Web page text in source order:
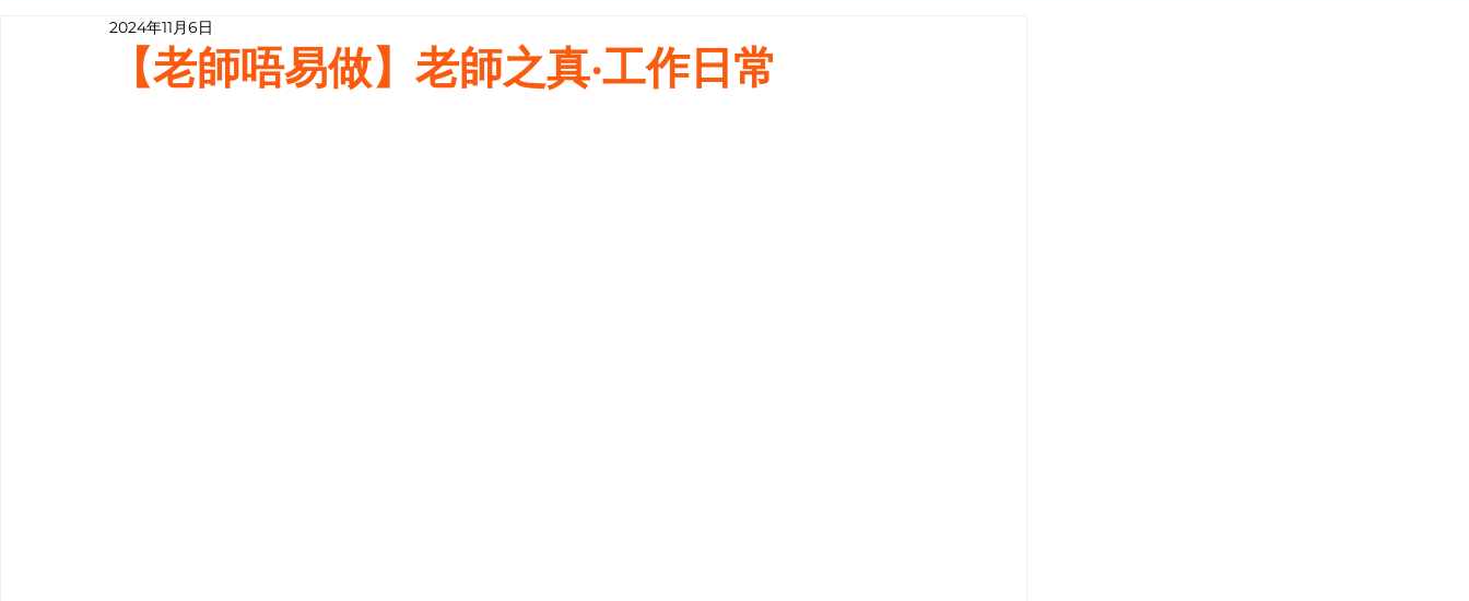
寫履歷表嘅技巧📝【老師唔易做】老師之真‧工作日常
2024年11月6日